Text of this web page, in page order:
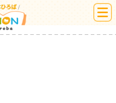
絵本ひろば